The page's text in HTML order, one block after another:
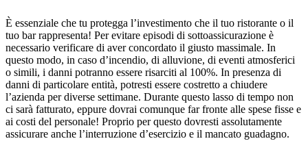
È essenziale che tu protegga l’investimento che il tuo ristorante o il
tuo bar rappresenta! Per evitare episodi di sottoassicurazione è
necessario verificare di aver concordato il giusto massimale. In
questo modo, in caso d’incendio, di alluvione, di eventi atmosferici
o simili, i danni potranno essere risarciti al 100%. In presenza di
danni di particolare entità, potresti essere costretto a chiudere
l’azienda per diverse settimane. Durante questo lasso di tempo non
ci sarà fatturato, eppure dovrai comunque far fronte alle spese fisse e
ai costi del personale! Proprio per questo dovresti assolutamente
assicurare anche l’interruzione d’esercizio e il mancato guadagno.